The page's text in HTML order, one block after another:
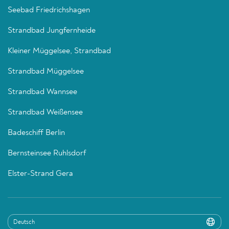
Seebad Friedrichshagen
Strandbad Jungfernheide
Kleiner Müggelsee, Strandbad
Strandbad Müggelsee
Strandbad Wannsee
Strandbad Weißensee
Badeschiff Berlin
Bernsteinsee Ruhlsdorf
Elster-Strand Gera